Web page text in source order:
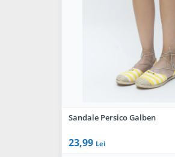
Sandale Persico Galben
23,99 Lei